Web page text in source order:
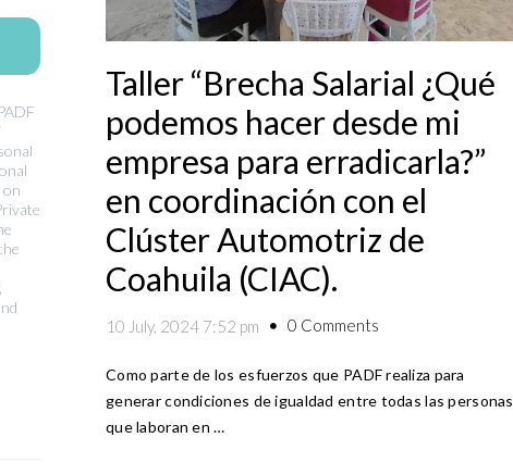
Taller “Brecha Salarial ¿Qué
podemos hacer desde mi
empresa para erradicarla?”
en coordinación con el
Clúster Automotriz de
Coahuila (CIAC).
10 July, 2024 7:52 pm 0 Comments
Como parte de los esfuerzos que PADF realiza para
generar condiciones de igualdad entre todas las personas
que laboran en …
on